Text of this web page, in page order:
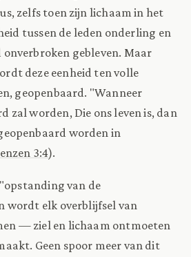
zelfs toen zijn lichaam in het
tussen de leden onderling en
gebleven. Maar
deze eenheid ten volle
geopenbaard. "Wanneer
zal worden, Die ons leven is, dan
worden in
3:4).
van de
wordt elk overblijfsel van
— ziel en lichaam ontmoeten
Geen spoor meer van dit